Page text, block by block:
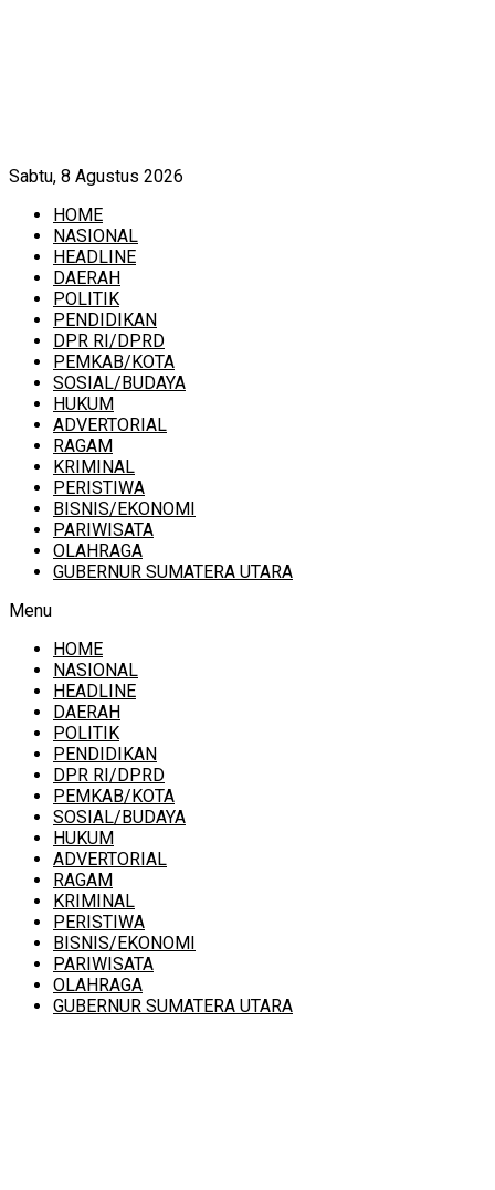
Sabtu, 8 Agustus 2026
HOME
NASIONAL
HEADLINE
DAERAH
POLITIK
PENDIDIKAN
DPR RI/DPRD
PEMKAB/KOTA
SOSIAL/BUDAYA
HUKUM
ADVERTORIAL
RAGAM
KRIMINAL
PERISTIWA
BISNIS/EKONOMI
PARIWISATA
OLAHRAGA
GUBERNUR SUMATERA UTARA
Menu
HOME
NASIONAL
HEADLINE
DAERAH
POLITIK
PENDIDIKAN
DPR RI/DPRD
PEMKAB/KOTA
SOSIAL/BUDAYA
HUKUM
ADVERTORIAL
RAGAM
KRIMINAL
PERISTIWA
BISNIS/EKONOMI
PARIWISATA
OLAHRAGA
GUBERNUR SUMATERA UTARA